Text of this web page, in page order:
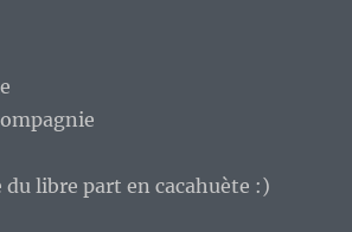
du libre part en cacahuète :)